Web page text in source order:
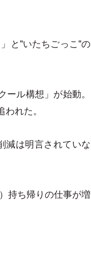
と"いたちごっこ"の
ル構想」が始動。
れた。
減は明言されていな
持ち帰りの仕事が増